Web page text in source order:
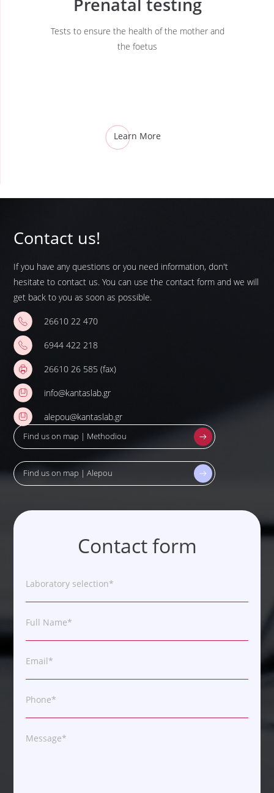
Prenatal testing
Tests to ensure the health of the mother and
the foetus
Learn More
Contact form
Laboratory selection*
Full Name*
Email*
Phone*
Message*
Contact us!
If you have any questions or you need information, don't
hesitate to contact us. You can use the contact form and we will
get back to you as soon as possible.
26610 22 470
6944 422 218
26610 26 585 (fax)
info@kantaslab.gr
alepou@kantaslab.gr
Find us on map | Methodiou
Find us on map | Alepou